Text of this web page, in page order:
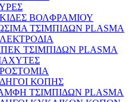
ΒΟΛΦΡΑΜΙΟΥ
ΤΣΙΜΠΙΔΩΝ PLASMA
ΤΣΙΜΠΙΔΩΝ PLASMA
ΚΟΠΗΣ
ΤΣΙΜΠΙΔΩΝ PLASMA